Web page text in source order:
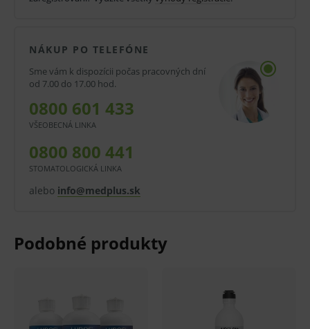
byť zaručená, lepšia alebo rovnocenná s účinnosťou
diagnostickej zdravotníckej pomôcky in vitro a jeho
použitie môže byť spojené s rizikami.
V prípade porušenia zapečateného obalu tohto
tovaru nie je z dôvodu ochrany zdravia alebo
zmluvy v lehote 14 dní.
NÁKUP PO TELEFÓNE
Sme vám k dispozícii počas pracovných dní
od 7.00 do 17.00 hod.
0800 601 433
VŠEOBECNÁ LINKA
0800 800 441
STOMATOLOGICKÁ LINKA
alebo info@medplus.sk